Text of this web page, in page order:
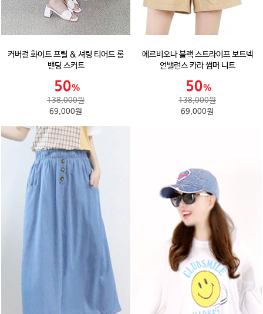
커버걸 화이트 프릴 & 셔링 티어드 롱
밴딩 스커트
138,000원
69,000원
에르비오나 블랙 스트라이프 보트넥
언밸런스 카라 썸머 니트
138,000원
69,000원